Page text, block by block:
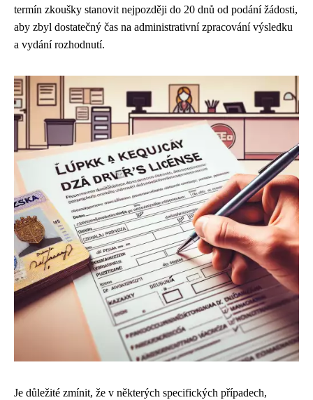
termín zkoušky stanovit nejpozději do 20 dnů od podání žádosti,
aby zbyl dostatečný čas na administrativní zpracování výsledku
a vydání rozhodnutí.
Je důležité zmínit, že v některých specifických případech,